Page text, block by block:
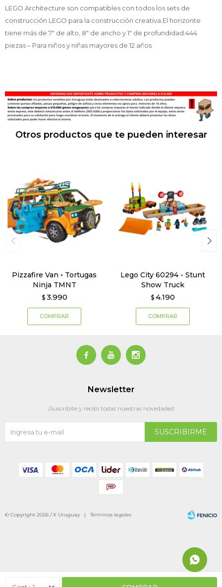
LEGO Architecture son compatibles con todos los sets de
construcción LEGO para la construcción creativa.El horizonte
tiene más de 7" de alto, 8" de ancho y 1" de profundidad.444
piezas – Para niños y niñas mayores de 12 años
Otros productos que te pueden interesar
Pizzafire Van • Tortugas
Ninja TMNT
$ 3.990
Lego City 60294 - Stunt
Show Truck
$ 4.190
  
Newsletter
¡Suscribite y recibí todas nuestras novedades!
SUSCRIBIRME
© Copyright 2026 / X Uruguay |Términos legales